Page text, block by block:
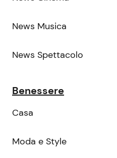
News Musica
News Spettacolo
Benessere
Casa
Moda e Style